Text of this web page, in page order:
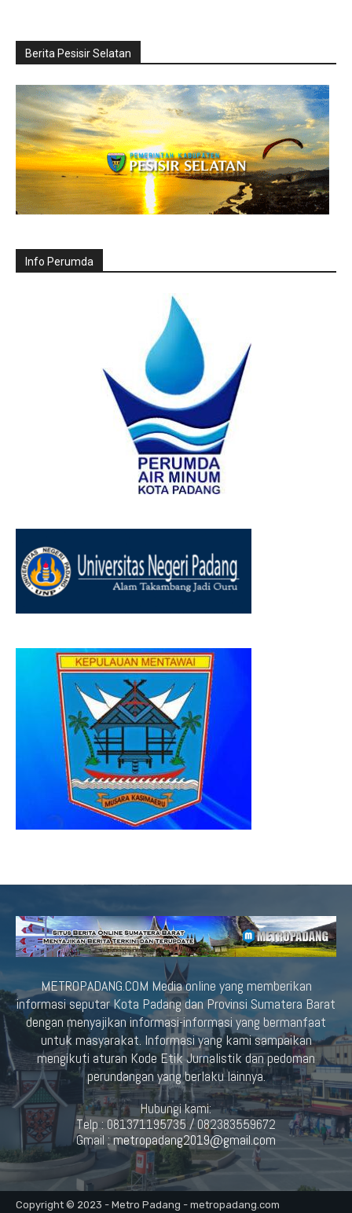
Berita Pesisir Selatan
Info Perumda
METROPADANG.COM Media online yang memberikan
informasi seputar Kota Padang dan Provinsi Sumatera Barat
dengan menyajikan informasi-informasi yang bermanfaat
untuk masyarakat. Informasi yang kami sampaikan
mengikuti aturan Kode Etik Jurnalistik dan pedoman
perundangan yang berlaku lainnya.
Hubungi kami:
Telp : 081371195735 / 082383559672
Gmail :metropadang2019@gmail.com
Copyright © 2023 - Metro Padang - metropadang.com